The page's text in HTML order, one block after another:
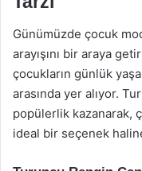
Günümüzde çocuk
arayışını bir araya
çocukların günlük
arasında yer alıyor.
popülerlik kazanarak,
ideal bir seçenek